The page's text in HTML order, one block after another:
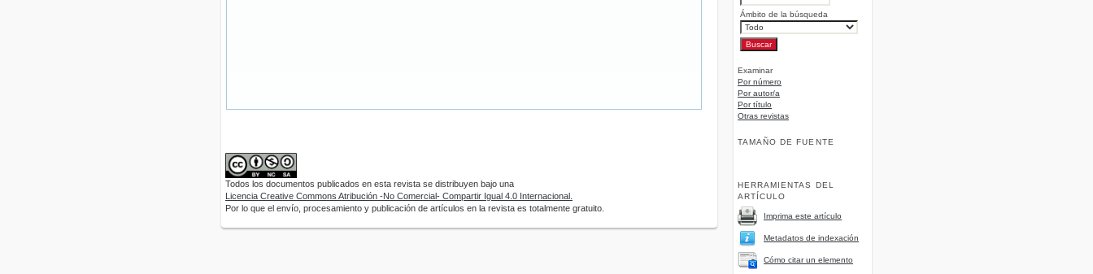
Ámbito de la búsqueda
Examinar
Por número
Por autor/a
Por título
Otras revistas
TAMAÑO DE FUENTE
HERRAMIENTAS DEL
ARTÍCULO
Imprima este artículo
Metadatos de indexación
Cómo citar un elemento
Todos los documentos publicados en esta revista se distribuyen bajo una
Licencia Creative Commons Atribución -No Comercial- Compartir Igual 4.0 Internacional.
Por lo que el envío, procesamiento y publicación de artículos en la revista es totalmente gratuito.